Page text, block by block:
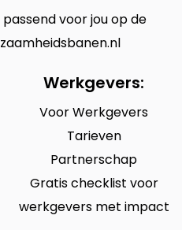
voor jou op de
Werkgevers:
Voor Werkgevers
Tarieven
Partnerschap
Gratis checklist voor
werkgevers met impact